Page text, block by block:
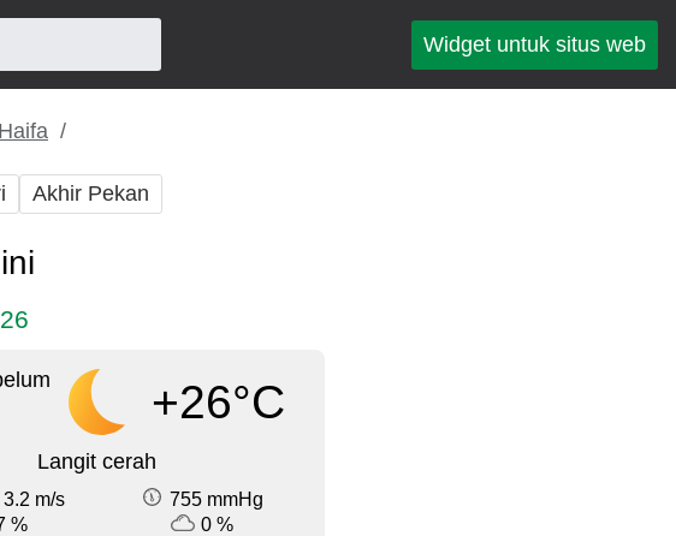
Widget untuk situs web
Haifa
Akhir Pekan
+26°C
Langit cerah
m/s
755 mmHg
%
0 %